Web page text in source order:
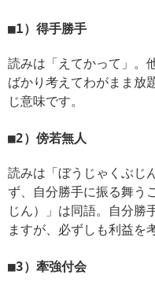
1）得手勝手
読みは「えてかって」。
ばかり考えてわがまま放
じ意味です。
2）傍若無人
読みは「ぼうじゃくぶじ
ず、自分勝手に振る舞う
じん）」は同語。自分勝
ますが、必ずしも利益を
3）牽強付会